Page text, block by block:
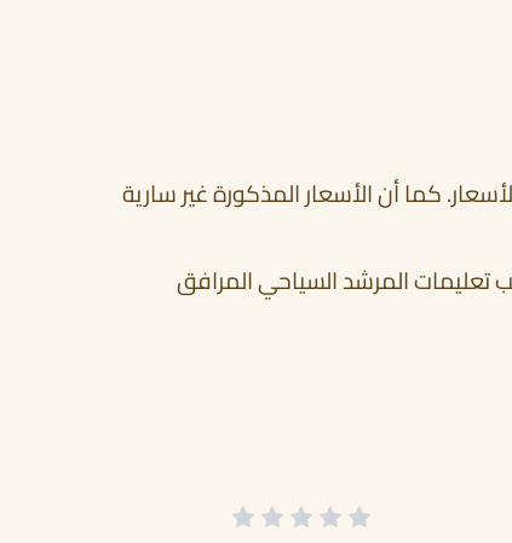
كما أن الأسعار المذكورة غير سارية
تعليمات المرشد السياحي المرافق